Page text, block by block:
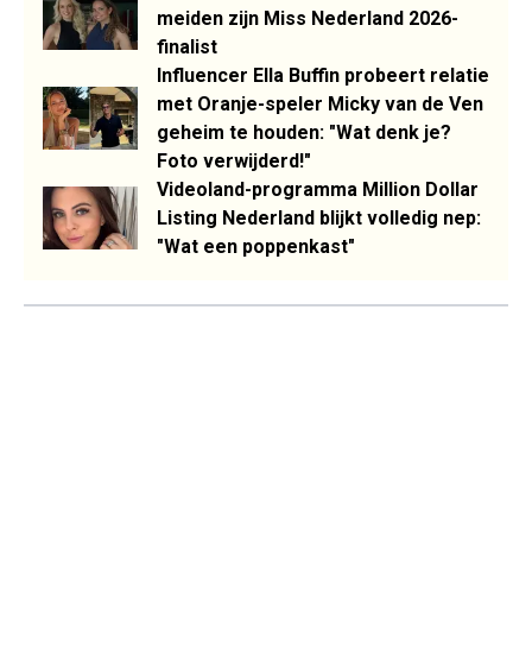
meiden zijn Miss Nederland 2026-
finalist
Influencer Ella Buffin probeert relatie
met Oranje-speler Micky van de Ven
geheim te houden: "Wat denk je?
Foto verwijderd!"
Videoland-programma Million Dollar
Listing Nederland blijkt volledig nep:
"Wat een poppenkast"